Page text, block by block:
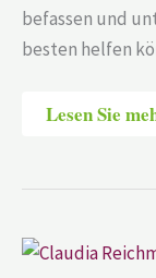
befassen und
besten helfen
Lesen Sie
Claudia
Reichmayr